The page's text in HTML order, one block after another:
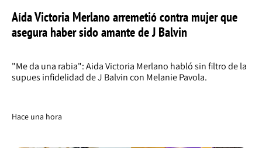
Aída Victoria Merlano arremetió contra mujer que
asegura haber sido amante de J Balvin
"Me da una rabia": Aida Victoria Merlano habló sin filtro de la
supues infidelidad de J Balvin con Melanie Pavola.
Hace una hora